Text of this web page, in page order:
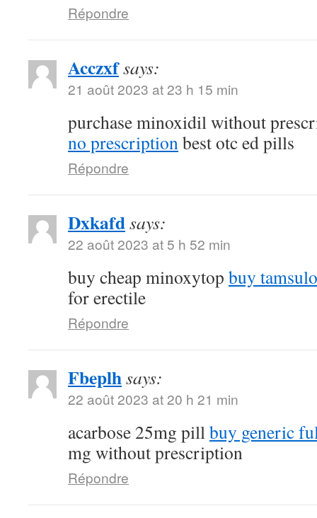
Répondre
Acczxfsays:
21 août 2023 at 23 h 15 min
purchase minoxidil without
no prescriptionbest otc ed pills
Répondre
Dxkafdsays:
22 août 2023 at 5 h 52 min
buy cheap minoxytop buy
for erectile
Répondre
Fbeplhsays:
22 août 2023 at 20 h 21 min
acarbose 25mg pillbuy generic
mg without prescription
Répondre